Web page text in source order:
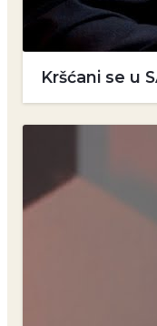
Kršćani se u